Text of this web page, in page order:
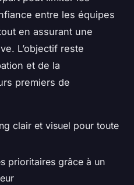
entre les équipes
en assurant une
L’objectif reste
et de la
premiers de
clair et visuel pour toute
prioritaires grâce à un